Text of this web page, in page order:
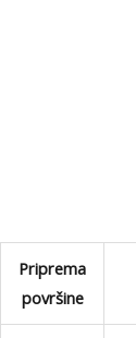
Priprema
površine